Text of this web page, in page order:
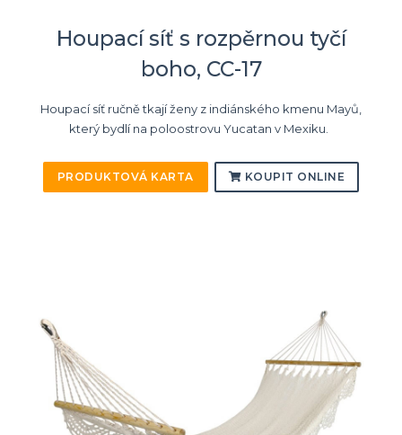
Houpací síť s rozpěrnou tyčí
boho, CC-17
Houpací síť ručně tkají ženy z indiánského kmenu Mayů,
který bydlí na poloostrovu Yucatan v Mexiku.
PRODUKTOVÁ KARTA KOUPIT ONLINE